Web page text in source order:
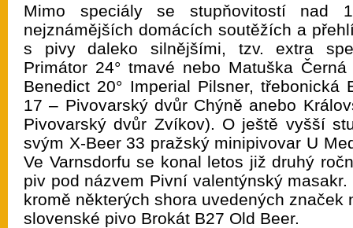
Mimo speciály se stupňovitostí
nejznámějších domácích soutěžích a
s pivy daleko silnějšími, tzv. extra
Primátor 24° tmavé nebo Matuška
Benedict 20° Imperial Pilsner, třebonická
17 – Pivovarský dvůr Chýně anebo
Pivovarský dvůr Zvíkov). O ještě vyšší
svým X-Beer 33 pražský minipivovar U
Ve Varnsdorfu se konal letos již druhý
piv pod názvem Pivní valentýnský
kromě některých shora uvedených značek
slovenské pivo Brokát B27 Old Beer.